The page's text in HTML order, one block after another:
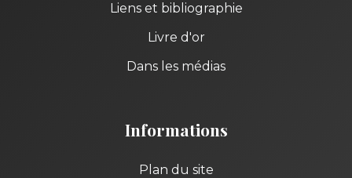
Liens et bibliographie
Livre d'or
Dans les médias
Informations
Plan du site